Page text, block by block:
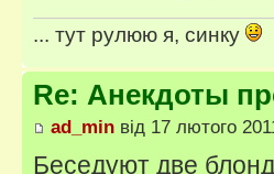
... тут рулюю я, синку
Re: Анекдоты
ad_min від 17 лютого
Беседуют две